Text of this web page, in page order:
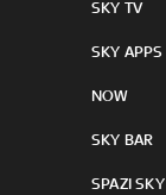
SKY TV
SKY APPS
NOW
SKY BAR
SPAZI SKY